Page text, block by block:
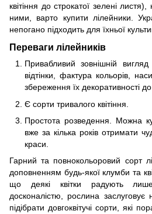
квітіння до строкатої зелені
ними, варто купити лілейники.
непогано підходить для їхньої
Переваги лілейників
Привабливий зовнішній вигляд
відтінки, фактура кольорів,
збереження їх декоративності
Є сорти тривалого квітіння.
Простота розведення. Можна
вже за кілька років отримати
краси.
Гарний та повнокольоровий сорт
доповненням будь-якої клумби та
що деякі квітки радують
досконалістю, рослина заслуговує
підібрати довгоквітучі сорти, які